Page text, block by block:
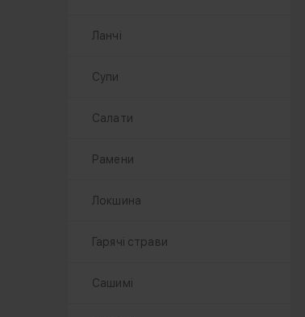
Ланчі
Супи
Салати
Рамени
Локшина
Гарячі страви
Сашимі